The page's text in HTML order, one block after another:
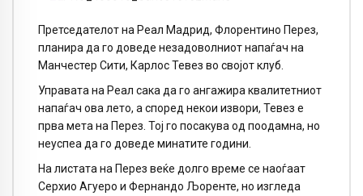
Претседателот на Реал Мадрид, Флорентино Перез,
планира да го доведе незадоволниот напаѓач на
Манчестер Сити, Карлос Тевез во својот клуб.
Управата на Реал сака да го ангажира квалитетниот
напаѓач ова лето, а според некои извори, Тевез е
прва мета на Перез. Тој го посакува од поодамна, но
неуспеа да го доведе минатите години.
На листата на Перез веќе долго време се наоѓаат
Серхио Агуеро и Фернандо Љоренте, но изгледа